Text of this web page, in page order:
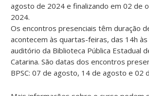
agosto de 2024 e finalizando em 02 de
2024.
Os encontros presenciais têm duração
acontecem às quartas-feiras, das 14h às
auditório da Biblioteca Pública Estadual
Catarina. São datas dos encontros
BPSC: 07 de agosto, 14 de agosto e 02